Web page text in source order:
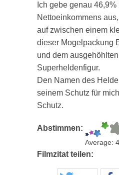
Ich gebe genau
Nettoeinkommens
auf zwischen einem
dieser Mogelpackung
und dem
Superheldenfigur.
Den Namen des
seinem Schutz für
Schutz.
Abstimmen:
Average: 4
Filmzitat teilen: